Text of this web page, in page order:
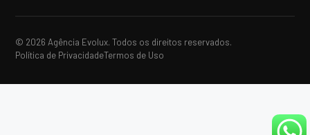
© 2026 Agência Evolux. Todos os direitos reservados.
Política de PrivacidadeTermos de Uso